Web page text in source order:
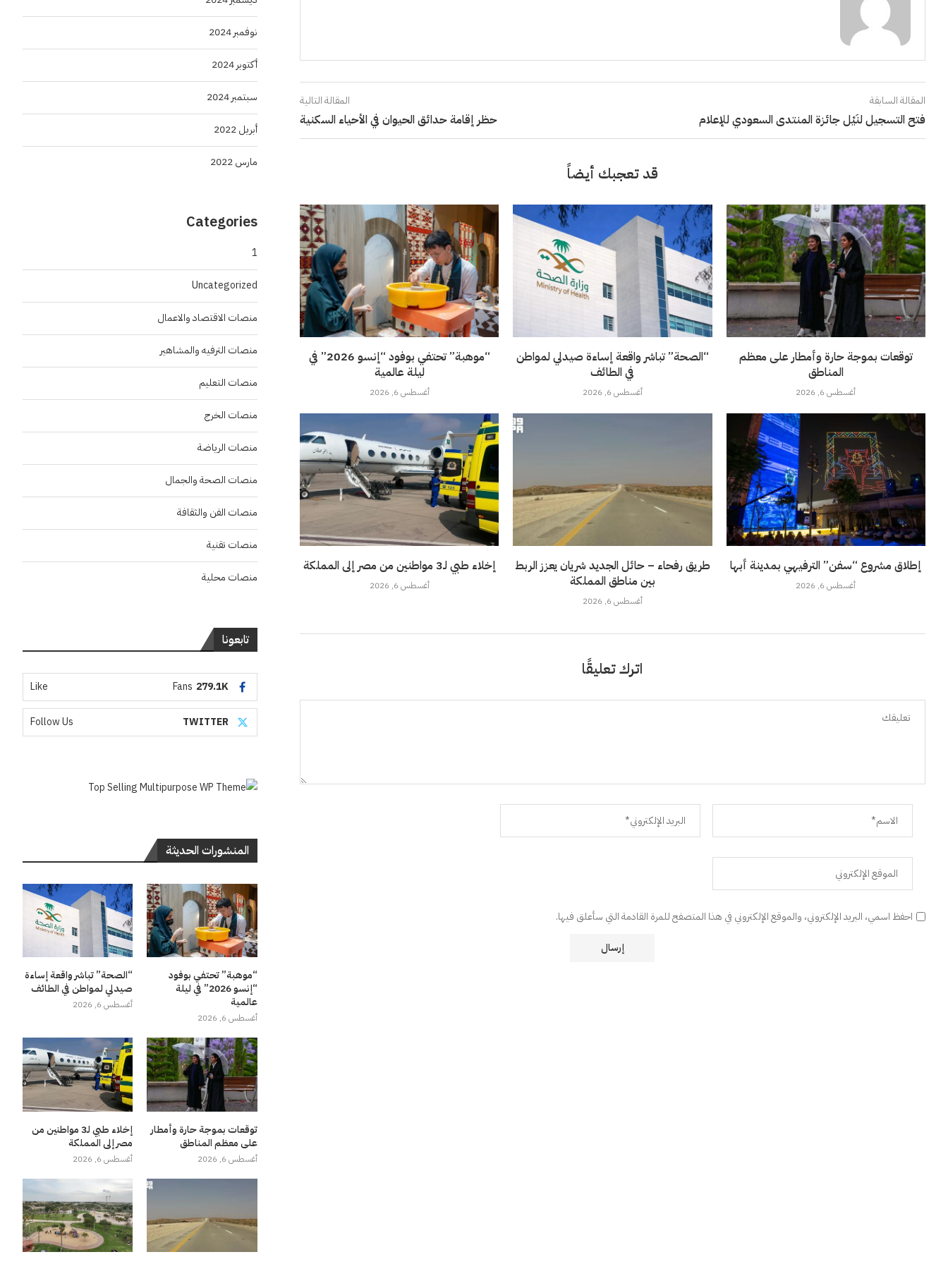
المقالة السابقة
فتح التسجيل لنَيْل جائزة المنتدى السعودي للإعلام
المقالة التالية
حظر إقامة حدائق الحيوان في الأحياء السكنية
قد تعجبك أيضاً
“موهبة” تحتفي بوفود “إنسو 2026” في
ليلة عالمية
أغسطس 6, 2026
“الصحة” تباشر واقعة إساءة صيدلي لمواطن
في الطائف
أغسطس 6, 2026
توقعات بموجة حارة وأمطار على معظم
المناطق
أغسطس 6, 2026
إخلاء طبي لـ3 مواطنين من مصر إلى المملكة
أغسطس 6, 2026
طريق رفحاء – حائل الجديد شريان يعزز الربط
بين مناطق المملكة
أغسطس 6, 2026
إطلاق مشروع “سفن” الترفيهي بمدينة أبها
أغسطس 6, 2026
اترك تعليقًا
احفظ اسمي، البريد الإلكتروني، والموقع الإلكتروني في هذا المتصفح للمرة القادمة التي سأعلق فيها.
نوفمبر 2024
أكتوبر 2024
سبتمبر 2024
أبريل 2022
مارس 2022
Categories
1
Uncategorized
منصات الاقتصاد والاعمال
منصات الترفيه والمشاهير
منصات التعليم
منصات الخرج
منصات الرياضة
منصات الصحة والجمال
منصات الفن والثقافة
منصات تقنية
منصات محلية
تابعونا
279.1K
Fans
Like
TWITTER
Follow Us
المنشورات الحديثة
“موهبة” تحتفي بوفود
“إنسو 2026” في ليلة
عالمية
أغسطس 6, 2026
“الصحة” تباشر واقعة إساءة
صيدلي لمواطن في الطائف
أغسطس 6, 2026
توقعات بموجة حارة وأمطار
على معظم المناطق
أغسطس 6, 2026
إخلاء طبي لـ3 مواطنين من
مصر إلى المملكة
أغسطس 6, 2026